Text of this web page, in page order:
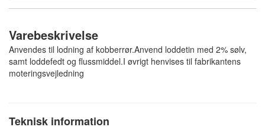
Varebeskrivelse
Anvendes til lodning af kobberrør.Anvend loddetin med 2% sølv,
samt loddefedt og flussmiddel.I øvrigt henvises til fabrikantens
moteringsvejledning
Teknisk information